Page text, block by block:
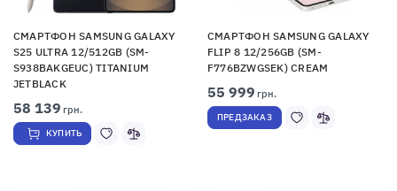
СМАРТФОН SAMSUNG GALAXY
S25 ULTRA 12/512GB (SM-
S938BAKGEUC) TITANIUM
JETBLACK
58 139 грн.
КУПИТЬ
СМАРТФОН SAMSUNG GALAXY
FLIP 8 12/256GB (SM-
F776BZWGSEK) CREAM
55 999 грн.
ПРЕДЗАКАЗ